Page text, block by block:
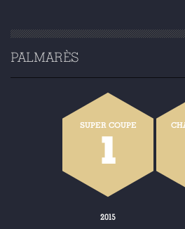
PALMARÈS
SUPER COUPE
1
2015